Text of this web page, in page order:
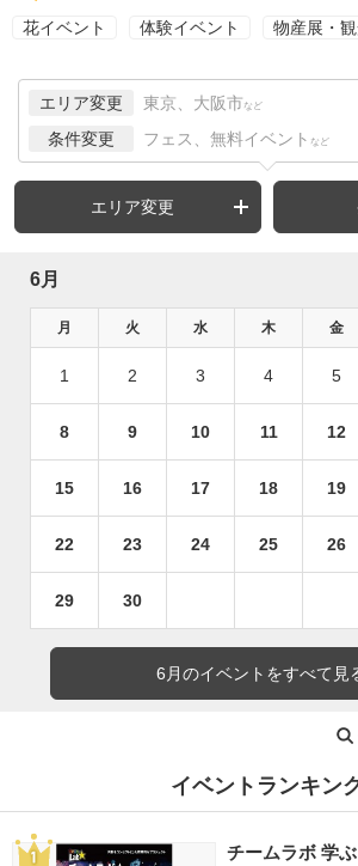
花イベント 体験イベント 物産展・
エリア変更 東京、大阪市 など
条件変更 フェス、無料イベント など
エリア変更
6月
月 火 水 木 金
1 2 3 4 5
8 9 10 11 12
15 16 17 18 19
22 23 24 25 26
29 30
6月のイベントをすべて見
イベントランキン
チームラボ 学